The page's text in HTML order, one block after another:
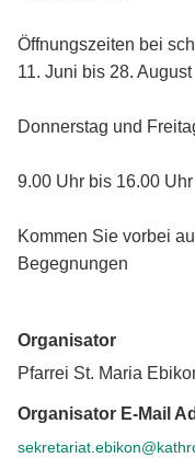
Öffnungszeiten bei
11. Juni bis 28. August
Donnerstag und
9.00 Uhr bis 16.00 Uhr
Kommen Sie vorbei
Begegnungen
Organisator
Pfarrei St. Maria
Organisator E-Mail